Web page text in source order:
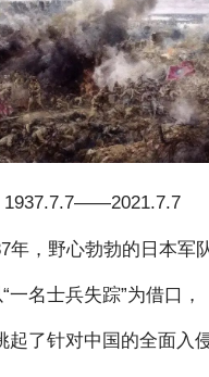
1937.7.7——2021.7.7
年，野心勃勃的日本军
一名士兵失踪”为借口，
起了针对中国的全面入侵